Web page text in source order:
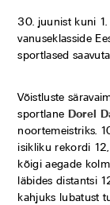
30. juunist kuni
vanuseklasside
sportlased
Võistluste
sportlane Dorel
noortemeistriks.
isikliku rekordi
kõigi aegade
läbides distantsi
kahjuks lubatust